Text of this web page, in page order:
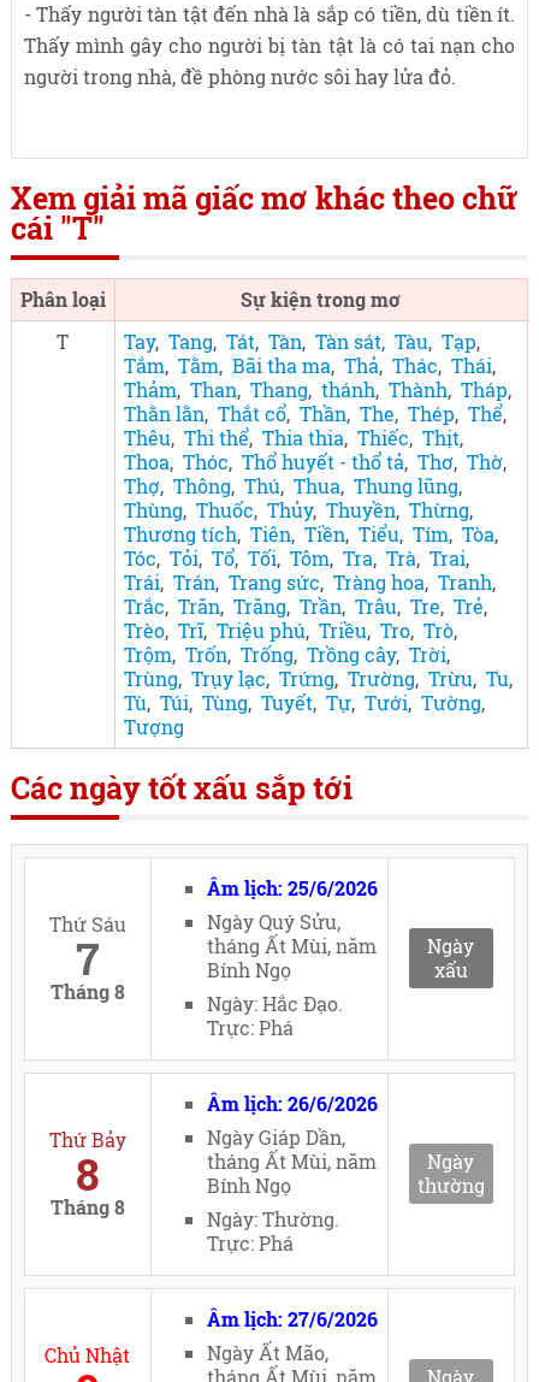
- Thấy người tàn tật đến nhà là sắp có tiền, dù tiền ít.
Thấy mình gây cho người bị tàn tật là có tai nạn cho
người trong nhà, đề phòng nước sôi hay lửa đỏ.
Xem giải mã giấc mơ khác theo chữ
cái "T"
Phân loại
Sự kiện trong mơ
T
Tay, Tang, Tát, Tàn, Tàn sát, Tàu, Tạp,
Tắm, Tằm, Bãi tha ma, Thả, Thác, Thái,
Thảm, Than, Thang, thánh, Thành, Tháp,
Thằn lằn, Thắt cổ, Thần, The, Thép, Thể,
Thêu, Thi thể, Thia thia, Thiếc, Thịt,
Thoa, Thóc, Thổ huyết - thổ tả, Thơ, Thờ,
Thợ, Thông, Thú, Thua, Thung lũng,
Thùng, Thuốc, Thủy, Thuyền, Thừng,
Thương tích, Tiên, Tiền, Tiểu, Tím, Tòa,
Tóc, Tỏi, Tổ, Tối, Tôm, Tra, Trà, Trai,
Trái, Trán, Trang sức, Tràng hoa, Tranh,
Trắc, Trăn, Trăng, Trần, Trâu, Tre, Trẻ,
Trèo, Trĩ, Triệu phú, Triều, Tro, Trò,
Trộm, Trốn, Trống, Trồng cây, Trời,
Trùng, Trụy lạc, Trứng, Trường, Trừu, Tu,
Tù, Túi, Tùng, Tuyết, Tự, Tưới, Tường,
Tượng
Các ngày tốt xấu sắp tới
Thứ Sáu
7
Tháng 8
Âm lịch: 25/6/2026
Ngày Quý Sửu,
tháng Ất Mùi, năm
Bính Ngọ
Ngày: Hắc Đạo.
Trực: Phá
Ngày
xấu
Thứ Bảy
8
Tháng 8
Âm lịch: 26/6/2026
Ngày Giáp Dần,
tháng Ất Mùi, năm
Bính Ngọ
Ngày: Thường.
Trực: Phá
Ngày
thường
Chủ Nhật
Âm lịch: 27/6/2026
Ngày Ất Mão,
tháng Ất Mùi, năm
Ngày